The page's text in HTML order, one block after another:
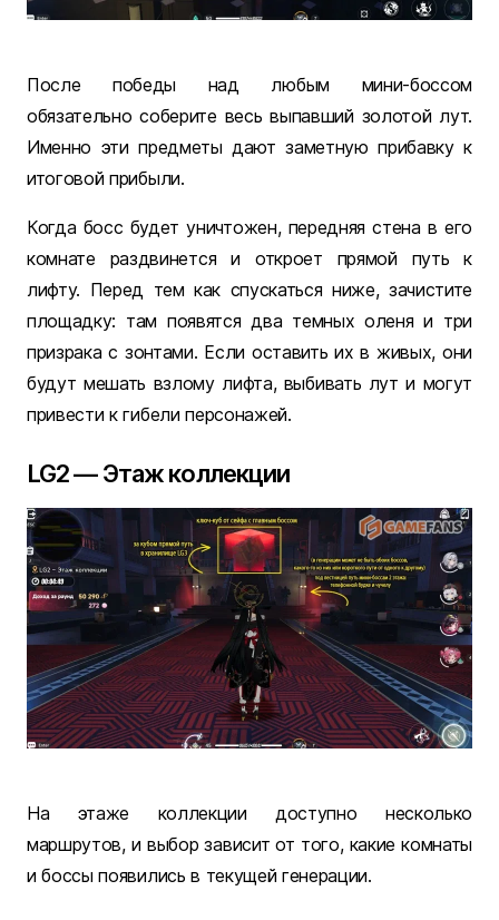
После победы над любым мини-боссом
обязательно соберите весь выпавший золотой лут.
Именно эти предметы дают заметную прибавку к
итоговой прибыли.
Когда босс будет уничтожен, передняя стена в его
комнате раздвинется и откроет прямой путь к
лифту. Перед тем как спускаться ниже, зачистите
площадку: там появятся два темных оленя и три
призрака с зонтами. Если оставить их в живых, они
будут мешать взлому лифта, выбивать лут и могут
привести к гибели персонажей.
LG2 — Этаж коллекции
На этаже коллекции доступно несколько
маршрутов, и выбор зависит от того, какие комнаты
и боссы появились в текущей генерации.